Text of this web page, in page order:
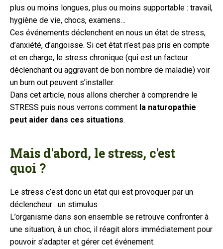
plus ou moins longues, plus ou moins supportable : travail,
hygiène de vie, chocs, examens…
Ces événements déclenchent en nous un état de stress,
d’anxiété, d’angoisse. Si cet état n’est pas pris en compte
et en charge, le stress chronique (qui est un facteur
déclenchant ou aggravant de bon nombre de maladie) voir
un burn out peuvent s’installer.
Dans cet article, nous allons chercher à comprendre le
STRESS puis nous verrons comment la naturopathie
peut aider dans ces situations.
Mais d'abord, le stress, c'est
quoi ?
Le stress c’est donc un état qui est provoquer par un
déclencheur : un stimulus
L’organisme dans son ensemble se retrouve confronter à
une situation, à un choc, il réagit alors immédiatement pour
pouvoir s’adapter et gérer cet événement.